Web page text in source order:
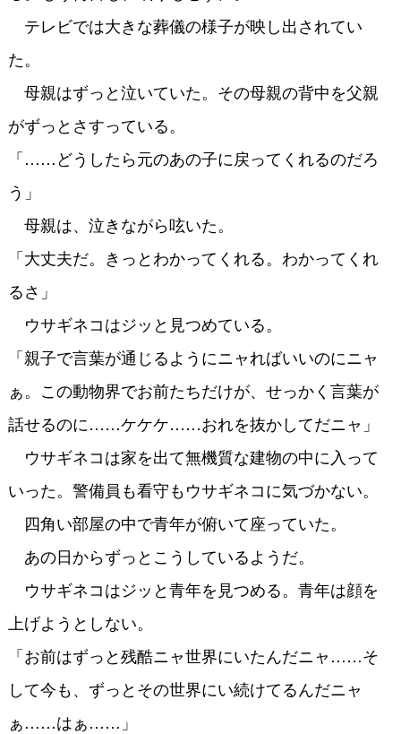
テレビでは大きな葬儀の様子が映し出されてい
た。
母親はずっと泣いていた。その母親の背中を父親
がずっとさすっている。
「……どうしたら元のあの子に戻ってくれるのだろ
う」
母親は、泣きながら呟いた。
「大丈夫だ。きっとわかってくれる。わかってくれ
るさ」
ウサギネコはジッと見つめている。
「親子で言葉が通じるようにニャればいいのにニャ
ぁ。この動物界でお前たちだけが、せっかく言葉が
話せるのに……ケケケ……おれを抜かしてだニャ」
ウサギネコは家を出て無機質な建物の中に入って
いった。警備員も看守もウサギネコに気づかない。
四角い部屋の中で青年が俯いて座っていた。
あの日からずっとこうしているようだ。
ウサギネコはジッと青年を見つめる。青年は顔を
上げようとしない。
「お前はずっと残酷ニャ世界にいたんだニャ……そ
して今も、ずっとその世界にい続けてるんだニャ
ぁ……はぁ……」